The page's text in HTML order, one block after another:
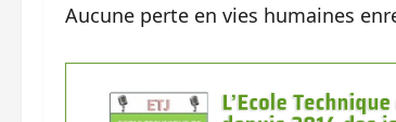
Aucune perte en vies humaines